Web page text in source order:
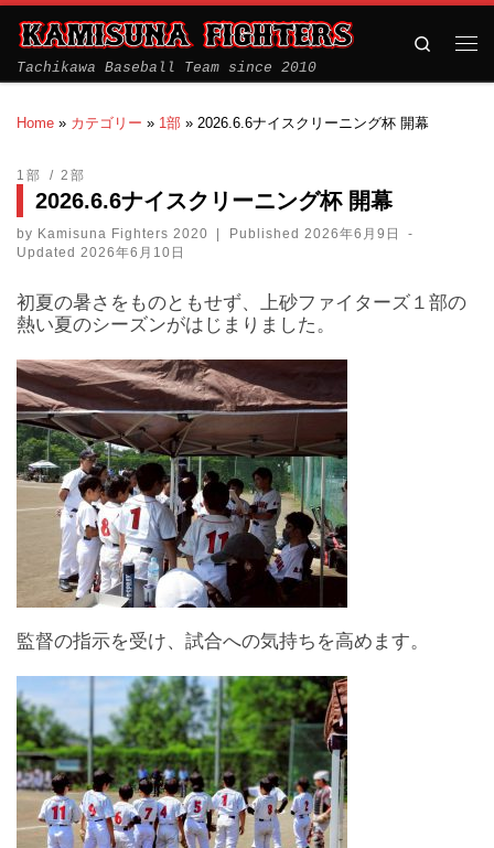
Tachikawa Baseball Team since 2010
Search
Home » カテゴリー » 1部 » 2026.6.6ナイスクリーニング杯 開幕
1部 2部
2026.6.6ナイスクリーニング杯 開幕
by Kamisuna Fighters 2020 Published 2026年6月9日
-
Updated 2026年6月10日
初夏の暑さをものともせず、上砂ファイターズ１部の
熱い夏のシーズンがはじまりました。
監督の指示を受け、試合への気持ちを高めます。